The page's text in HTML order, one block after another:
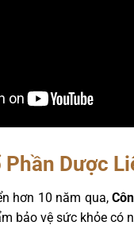
Dược
hơn 10 năm qua,
bảo vệ sức khỏe có